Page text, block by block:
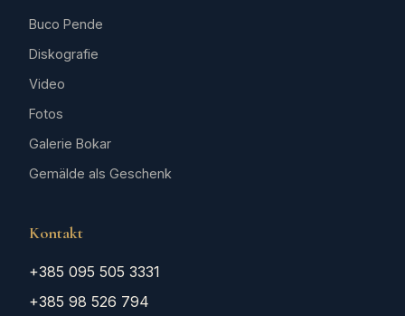
Buco Pende
Diskografie
Video
Fotos
Galerie Bokar
Gemälde als Geschenk
Kontakt
+385 095 505 3331
+385 98 526 794